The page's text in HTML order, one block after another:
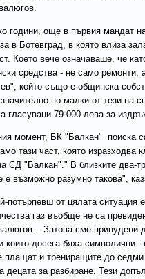
години, още в първия мандат
в Ботевград, в която влиза
Което вече означаваше, че
средства - не само ремонти,
който също е общинска
по-малки от тези на
гласувани 79 000 лева за
момент, БК "Балкан" поиска
тази част, която
СД "Балкан"." В близките два-
възможно разумно такова",
потърпевш от цялата
газ въобще не са
- Затова сме принудени
които досега бяха
плащат и трениращите до
децата за разбиране. Тези